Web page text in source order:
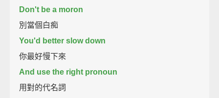
Don't be a moron
別當個白痴
You'd better slow down
你最好慢下來
And use the right pronoun
用對的代名詞